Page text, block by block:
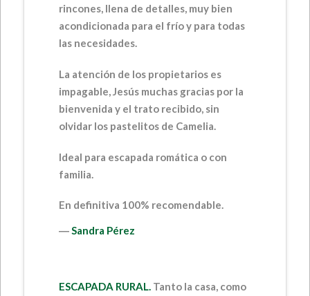
rincones, llena de detalles, muy bien
acondicionada para el frío y para todas
las necesidades.
La atención de los propietarios es
impagable, Jesús muchas gracias por la
bienvenida y el trato recibido, sin
olvidar los pastelitos de Camelia.
Ideal para escapada romática o con
familia.
En definitiva 100% recomendable.
―Sandra Pérez
ESCAPADA RURAL. Tanto la casa, como